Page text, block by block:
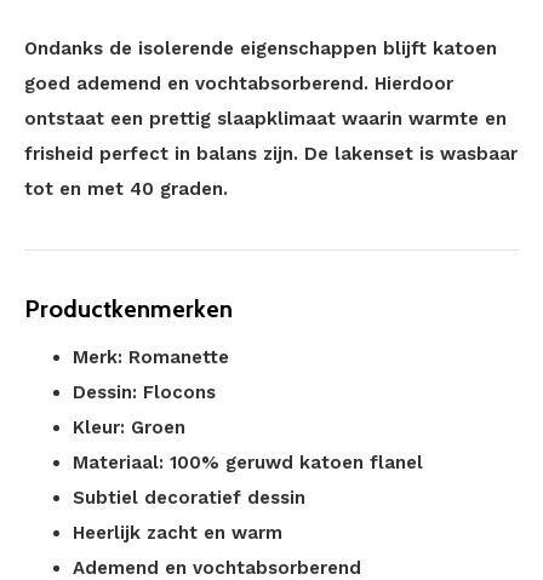
Ondanks de isolerende eigenschappen blijft katoen
goed ademend en vochtabsorberend. Hierdoor
ontstaat een prettig slaapklimaat waarin warmte en
frisheid perfect in balans zijn. De lakenset is wasbaar
tot en met 40 graden.
Productkenmerken
Merk: Romanette
Dessin: Flocons
Kleur: Groen
Materiaal: 100% geruwd katoen flanel
Subtiel decoratief dessin
Heerlijk zacht en warm
Ademend en vochtabsorberend